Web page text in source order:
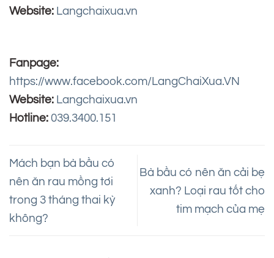
Website: Langchaixua.vn
Fanpage:
https://www.facebook.com/LangChaiXua.VN
Website: Langchaixua.vn
Hotline: 039.3400.151
Mách bạn bà bầu có
nên ăn rau mồng tơi
trong 3 tháng thai kỳ
không?
Bà bầu có nên ăn cải bẹ
xanh? Loại rau tốt cho
tim mạch của mẹ